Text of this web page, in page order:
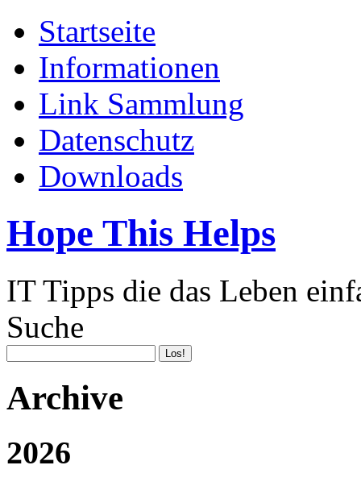
Startseite
Informationen
Link Sammlung
Datenschutz
Downloads
Hope This Helps
IT Tipps die das Leben
Suche
Archive
2026